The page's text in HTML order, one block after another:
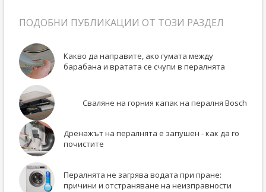
ПОДОБНИ ПУБЛИКАЦИИ ОТ ТОЗИ РАЗДЕЛ
Какво да направите, ако гумата между
барабана и вратата се счупи в пералнята
Сваляне на горния капак на пералня Bosch
Дренажът на пералнята е запушен - как да го
почистите
Пералнята не загрява водата при пране:
причини и отстраняване на неизправности